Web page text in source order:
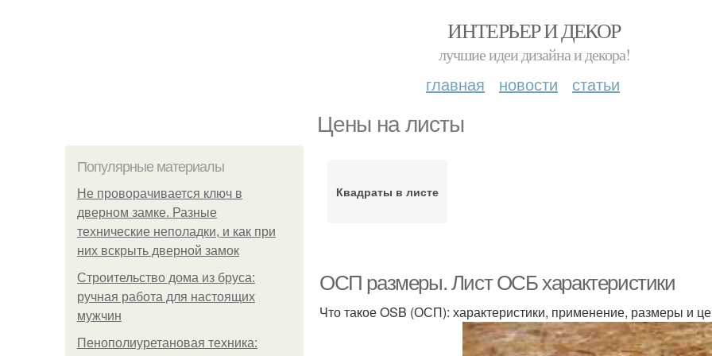
ИНТЕРЬЕР И ДЕКОР
лучшие идеи дизайна и декора!
главная новости статьи
Цены на листы
Популярные материалы
Не проворачивается ключ в
дверном замке. Разные
технические неполадки, и как при
них вскрыть дверной замок
Строительство дома из бруса:
ручная работа для настоящих
мужчин
Пенополиуретановая техника:
Квадраты в листе
ОСП размеры. Лист ОСБ характеристики
Что такое OSB (ОСП): характеристики, применение, размеры и